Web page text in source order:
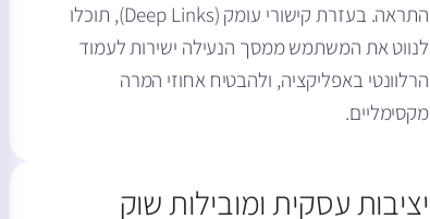
התראה. בעזרת קישורי עומק (Deep Links), תוכלו
לנווט את המשתמש ממסך הנעילה ישירות לעמוד
הרלוונטי באפליקציה, ולהבטיח אחוזי המרה
מקסימליים.
יציבות עסקית ומובילות שוק